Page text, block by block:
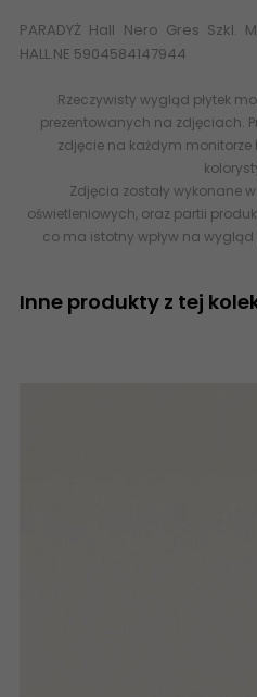
PARADYŻ Hall Nero Gres Szkl.
HALL.NE 5904584147944
Rzeczywisty wygląd płytek
prezentowanych na zdjęciach.
zdjęcie na każdym monitorze
Zdjęcia zostały wykonane
oświetleniowych, oraz partii
co ma istotny wpływ na
Inne produkty z tej